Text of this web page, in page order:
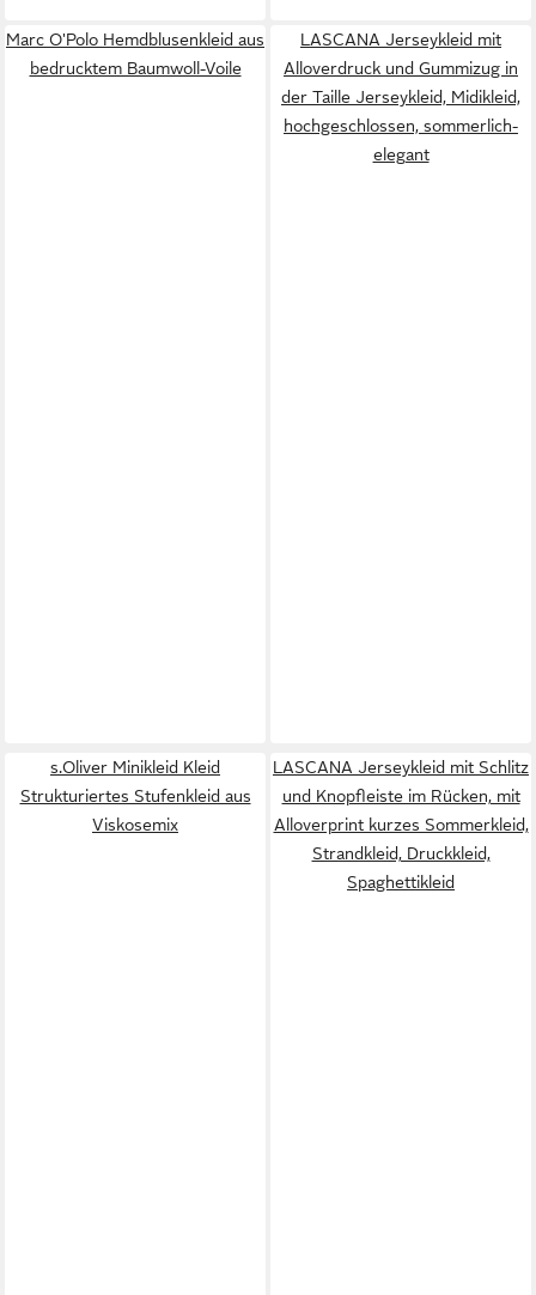
Marc O'Polo Hemdblusenkleid aus
bedrucktem Baumwoll-Voile
LASCANA Jerseykleid mit
Alloverdruck und Gummizug in
der Taille Jerseykleid, Midikleid,
hochgeschlossen, sommerlich-
elegant
s.Oliver Minikleid Kleid
Strukturiertes Stufenkleid aus
Viskosemix
LASCANA Jerseykleid mit Schlitz
und Knopfleiste im Rücken, mit
Alloverprint kurzes Sommerkleid,
Strandkleid, Druckkleid,
Spaghettikleid